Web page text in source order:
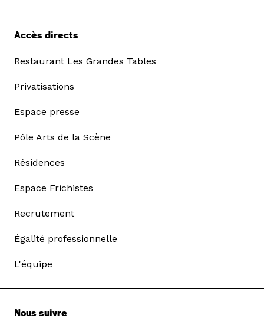
Accès directs
Restaurant Les Grandes Tables
Privatisations
Espace presse
Pôle Arts de la Scène
Résidences
Espace Frichistes
Recrutement
Égalité professionnelle
L'équipe
Nous suivre